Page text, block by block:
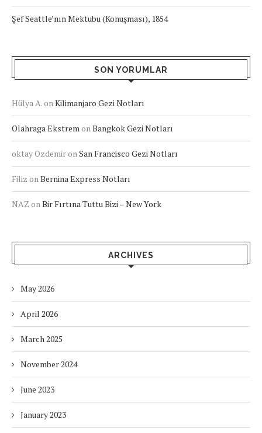
Şef Seattle’nın Mektubu (Konuşması), 1854
SON YORUMLAR
Hülya A.onKilimanjaro Gezi Notları
Olahraga EkstremonBangkok Gezi Notları
oktay OzdemironSan Francisco Gezi Notları
Filiz onBernina Express Notları
NAZ onBir Fırtına Tuttu Bizi – New York
ARCHIVES
May 2026
April 2026
March 2025
November 2024
June 2023
January 2023